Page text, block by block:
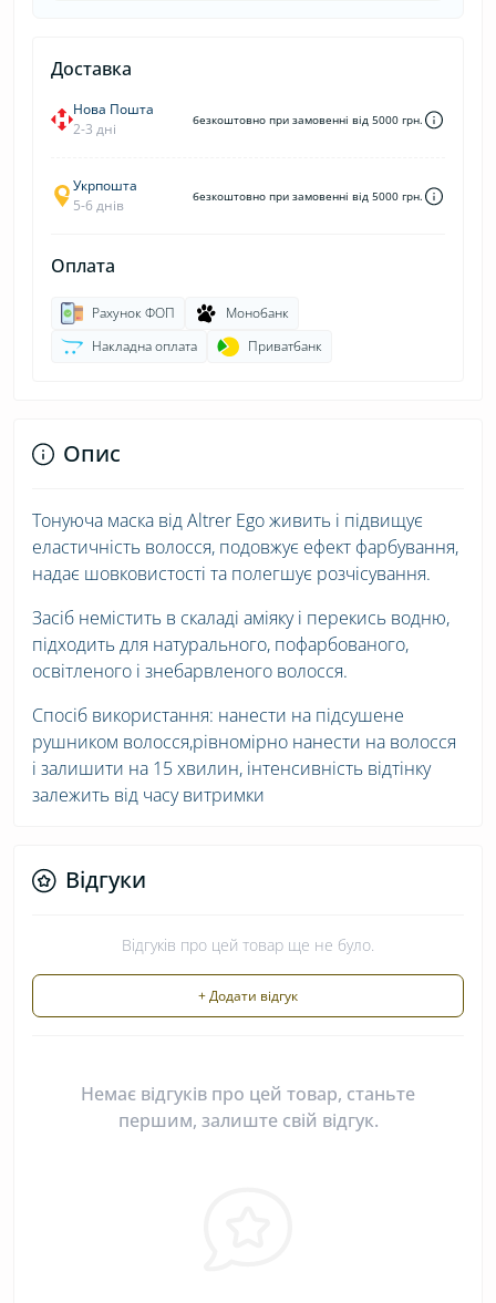
Доставка
Нова Пошта
2-3 дні
безкоштовно при замовенні від 5000 грн.
Укрпошта
5-6 днів
безкоштовно при замовенні від 5000 грн.
Оплата
Рахунок ФОП
Монобанк
Накладна оплата
Приватбанк
Опис
Тонуюча маска від Altrer Ego живить і підвищує
еластичність волосся, подовжує ефект фарбування,
надає шовковистості та полегшує розчісування.
Засіб немістить в скаладі аміяку і перекись водню,
підходить для натурального, пофарбованого,
освітленого і знебарвленого волосся.
Спосіб використання: нанести на підсушене
рушником волосся,рівномірно нанести на волосся
і залишити на 15 хвилин, інтенсивність відтінку
залежить від часу витримки
Відгуки
Відгуків про цей товар ще не було.
+ Додати відгук
Немає відгуків про цей товар, станьте
першим, залиште свій відгук.